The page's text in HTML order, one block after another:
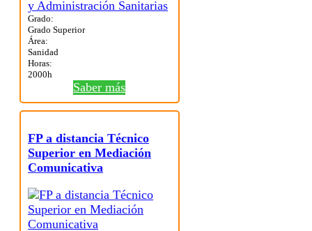
Grado:
Grado Superior
Área:
Sanidad
Horas:
2000h
Saber más
FP a distancia Técnico
Superior en Mediación
Comunicativa